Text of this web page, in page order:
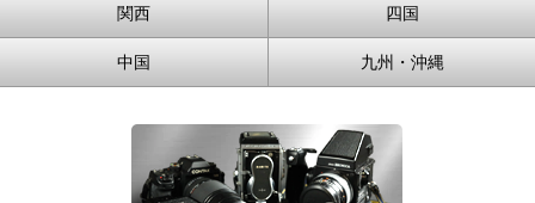
関西 四国
中国 九州・沖縄